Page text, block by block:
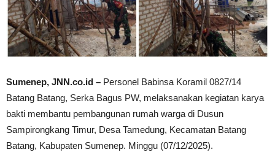
Sumenep, JNN.co.id – Personel Babinsa Koramil 0827/14
Batang Batang, Serka Bagus PW, melaksanakan kegiatan karya
bakti membantu pembangunan rumah warga di Dusun
Sampirongkang Timur, Desa Tamedung, Kecamatan Batang
Batang, Kabupaten Sumenep. Minggu (07/12/2025).